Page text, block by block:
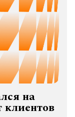
на
клиентов